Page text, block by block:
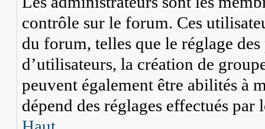
contrôle sur le forum. Ces
du forum, telles que le réglage
d’utilisateurs, la création de
peuvent également être abilités à
dépend des réglages effectués